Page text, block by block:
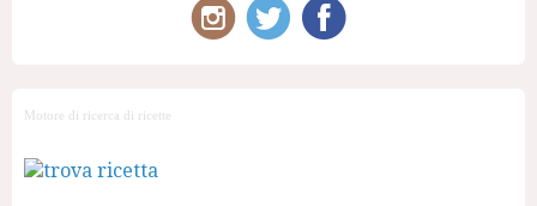
Motore di ricerca di ricette